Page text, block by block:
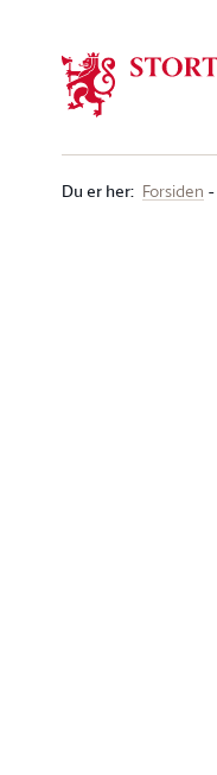
Du er her: Forsiden